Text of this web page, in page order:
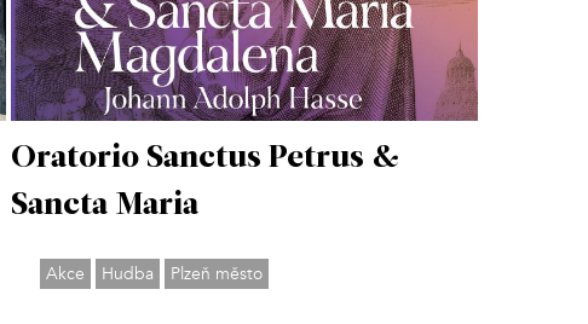
Oratorio Sanctus Petrus &
Sancta Maria
Akce Hudba Plzeň město